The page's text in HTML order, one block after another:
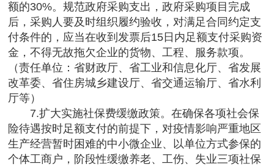
额的30%。规范政府采购支出，政府采购项目完成
后，采购人要及时组织履约验收，对满足合同约定支
付条件的，应当在收到发票后15日内足额支付采购资
金，不得无故拖欠企业的货物、工程、服务款项。
（责任单位：省财政厅、省工业和信息化厅、省发展
改革委、省住房城乡建设厅、省交通运输厅、省水利
厅等）
7.扩大实施社保费缓缴政策。在确保各项社会保
险待遇按时足额支付的前提下，对疫情影响严重地区
生产经营暂时困难的中小微企业、以单位方式参保的
个体工商户，阶段性缓缴养老、工伤、失业三项社保